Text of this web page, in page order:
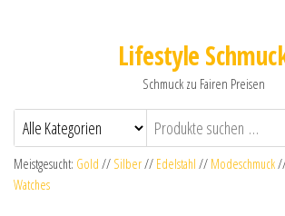
Lifestyle
Schmuck zu Fairen Preisen
Meistgesucht: Gold // Silber// Edelstahl // Modeschmuck
Watches